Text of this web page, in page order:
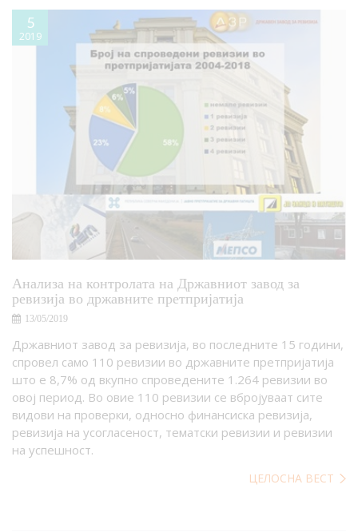
5
2019
Анализа на контролата на Државниот завод за
ревизија во државните претпријатија
13/05/2019
Државниот завод за ревизија, во последните 15 години,
спровел само 110 ревизии во државните претпријатија
што е 8,7% од вкупно спроведените 1.264 ревизии во
овој период. Во овие 110 ревизии се вбројуваат сите
видови на проверки, односно финансиска ревизија,
ревизија на усогласеност, тематски ревизии и ревизии
на успешност.
ЦЕЛОСНА ВЕСТ